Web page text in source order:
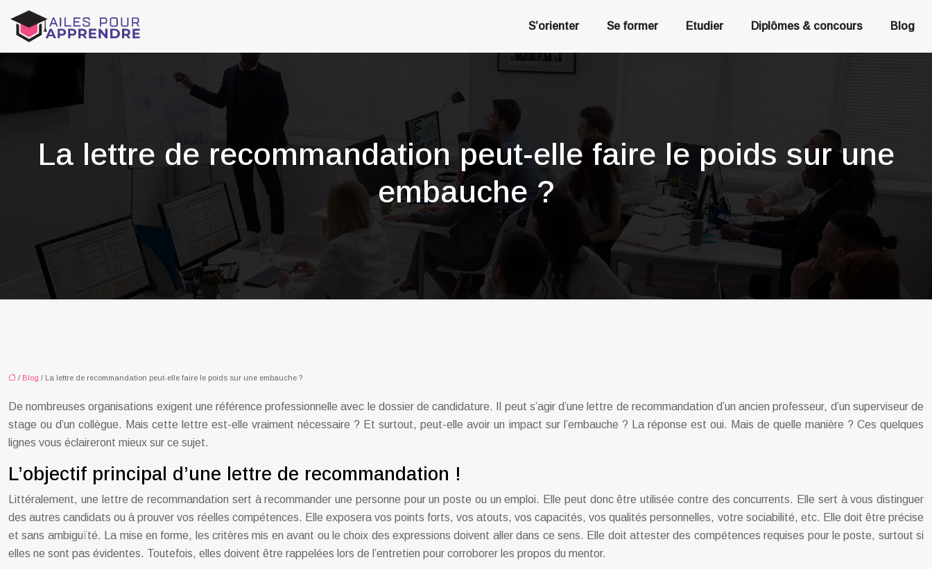
S’orienter Se former Etudier Diplômes & concours Blog
La lettre de recommandation peut-elle faire le poids sur une
embauche ?
/ Blog / La lettre de recommandation peut-elle faire le poids sur une embauche ?
De nombreuses organisations exigent une référence professionnelle avec le dossier de candidature. Il peut s’agir d’une lettre de recommandation d’un ancien professeur, d’un superviseur de
stage ou d’un collègue. Mais cette lettre est-elle vraiment nécessaire ? Et surtout, peut-elle avoir un impact sur l’embauche ? La réponse est oui. Mais de quelle manière ? Ces quelques
lignes vous éclaireront mieux sur ce sujet.
L’objectif principal d’une lettre de recommandation !
Littéralement, une lettre de recommandation sert à recommander une personne pour un poste ou un emploi. Elle peut donc être utilisée contre des concurrents. Elle sert à vous distinguer
des autres candidats ou à prouver vos réelles compétences. Elle exposera vos points forts, vos atouts, vos capacités, vos qualités personnelles, votre sociabilité, etc. Elle doit être précise
et sans ambiguïté. La mise en forme, les critères mis en avant ou le choix des expressions doivent aller dans ce sens. Elle doit attester des compétences requises pour le poste, surtout si
elles ne sont pas évidentes. Toutefois, elles doivent être rappelées lors de l’entretien pour corroborer les propos du mentor.